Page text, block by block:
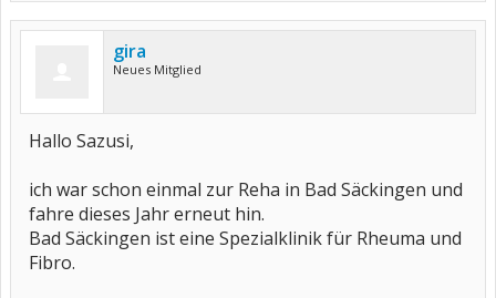
gira
Neues Mitglied
Hallo Sazusi,
ich war schon einmal zur Reha in Bad Säckingen und
fahre dieses Jahr erneut hin.
Bad Säckingen ist eine Spezialklinik für Rheuma und
Fibro.